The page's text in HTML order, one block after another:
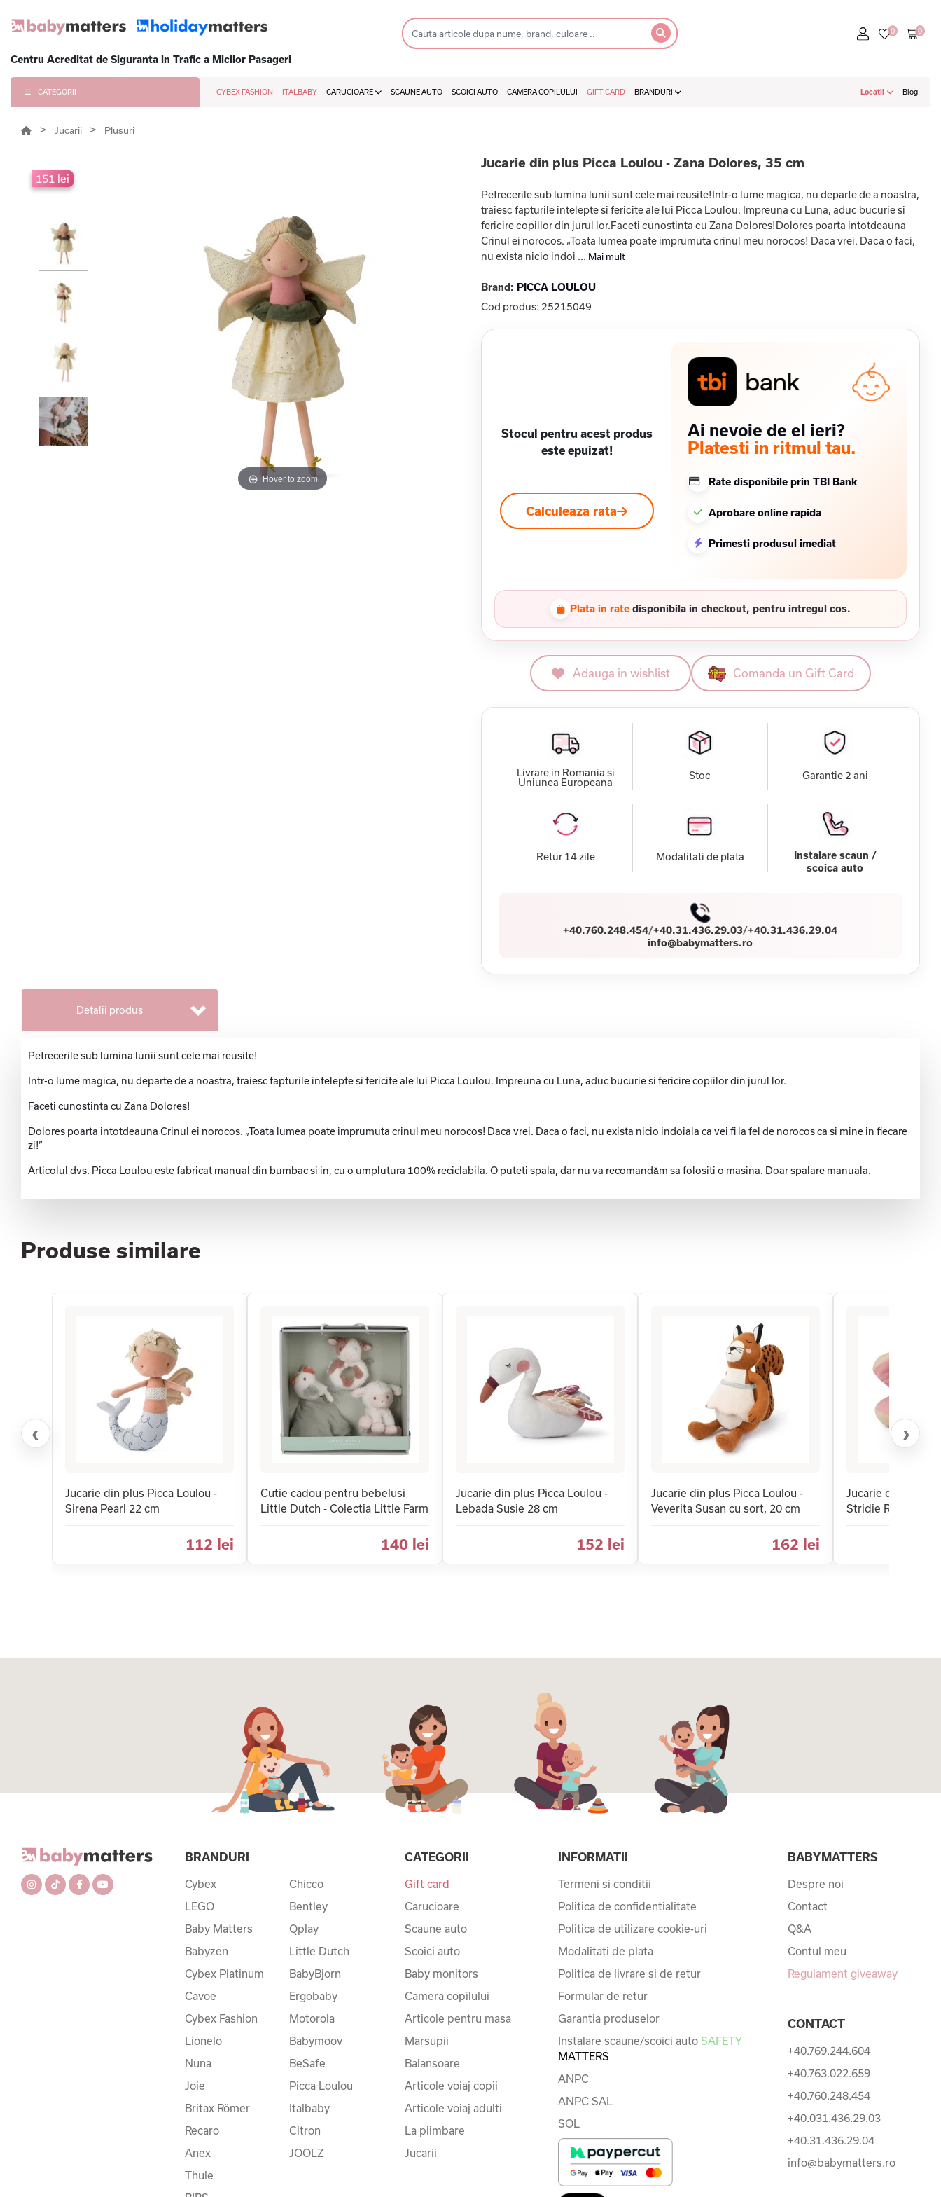
Centru Acreditat de Siguranta in Trafic a Micilor Pasageri
CATEGORII CYBEX FASHION ITALBABY CARUCIOARE SCAUNE AUTO SCOICI AUTO CAMERA COPILULUI GIFT CARD BRANDURI Locatii Blog
Jucarii Plusuri
151 lei
Hover to zoom
Jucarie din plus Picca Loulou - Zana Dolores, 35 cm
Petrecerile sub lumina lunii sunt cele mai reusite!Intr-o lume magica, nu departe de a noastra,
traiesc fapturile intelepte si fericite ale lui Picca Loulou. Impreuna cu Luna, aduc bucurie si
fericire copiilor din jurul lor.Faceti cunostinta cu Zana Dolores!Dolores poarta intotdeauna
Crinul ei norocos. „Toata lumea poate imprumuta crinul meu norocos! Daca vrei. Daca o faci,
nu exista nicio indoi ... Mai mult
Brand: PICCA LOULOU
Cod produs: 25215049
Stocul pentru acest produs
este epuizat!
Calculeaza rata
Ai nevoie de el ieri?
Platesti in ritmul tau.
Rate disponibile prin TBI Bank
Aprobare online rapida
Primesti produsul imediat
Plata in rate disponibila in checkout, pentru intregul cos.
Adauga in wishlist Comanda un Gift Card
Livrare in Romania si
Uniunea Europeana
Stoc Garantie 2 ani
Retur 14 zile Modalitati de plata
Instalare scaun /
scoica auto
+40.760.248.454/+40.31.436.29.03/+40.31.436.29.04
info@babymatters.ro
Detalii produs
Petrecerile sub lumina lunii sunt cele mai reusite!
Intr-o lume magica, nu departe de a noastra, traiesc fapturile intelepte si fericite ale lui Picca Loulou. Impreuna cu Luna, aduc bucurie si fericire copiilor din jurul lor.
Faceti cunostinta cu Zana Dolores!
Dolores poarta intotdeauna Crinul ei norocos. „Toata lumea poate imprumuta crinul meu norocos! Daca vrei. Daca o faci, nu exista nicio indoiala ca vei fi la fel de norocos ca si mine in fiecare
zi!”
Articolul dvs. Picca Loulou este fabricat manual din bumbac si in, cu o umplutura 100% reciclabila. O puteti spala, dar nu va recomandăm sa folositi o masina. Doar spalare manuala.
Produse similare
‹
Jucarie din plus Picca Loulou -
Sirena Pearl 22 cm
112 lei
Cutie cadou pentru bebelusi
Little Dutch - Colectia Little Farm
140 lei
Jucarie din plus Picca Loulou -
Lebada Susie 28 cm
152 lei
Jucarie din plus Picca Loulou -
Veverita Susan cu sort, 20 cm
162 lei
Jucarie din plus
Stridie Roz 30 cm
›
BRANDURI
Cybex
LEGO
Baby Matters
Babyzen
Cybex Platinum
Cavoe
Cybex Fashion
Lionelo
Nuna
Joie
Britax Römer
Recaro
Anex
Thule
Chicco
Bentley
Qplay
Little Dutch
BabyBjorn
Ergobaby
Motorola
Babymoov
BeSafe
Picca Loulou
Italbaby
Citron
JOOLZ
CATEGORII
Gift card
Carucioare
Scaune auto
Scoici auto
Baby monitors
Camera copilului
Articole pentru masa
Marsupii
Balansoare
Articole voiaj copii
Articole voiaj adulti
La plimbare
Jucarii
INFORMATII
Termeni si conditii
Politica de confidentialitate
Politica de utilizare cookie-uri
Modalitati de plata
Politica de livrare si de retur
Formular de retur
Garantia produselor
Instalare scaune/scoici auto SAFETY
MATTERS
ANPC
ANPC SAL
SOL
BABYMATTERS
Despre noi
Contact
Q&A
Contul meu
Regulament giveaway
CONTACT
+40.769.244.604
+40.763.022.659
+40.760.248.454
+40.031.436.29.03
+40.31.436.29.04
info@babymatters.ro